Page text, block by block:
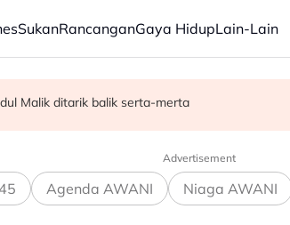
SukanRancanganGaya HidupLain-Lain
kisah Mansur & Liu
Malik ditarik balik serta-merta
dibuka sepenuhnya menjelang penghujung 2027
Advertisement
Agenda AWANI Niaga AWANI